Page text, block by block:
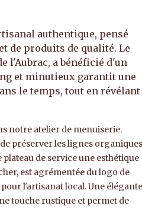
authentique, pensé
de produits de qualité. Le
l'Aubrac, a bénéficié d'un
et minutieux garantit une
le temps, tout en révélant
notre atelier de menuiserie.
préserver les lignes organiques
de service une esthétique
est agrémentée du logo de
l'artisanat local. Une élégante
touche rustique et permet de